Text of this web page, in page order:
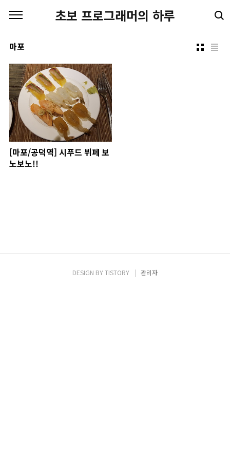
초보 프로그래머의 하루
마포
[마포/공덕역] 시푸드 뷔페 보
노보노!!
DESIGN BYTISTORY 관리자